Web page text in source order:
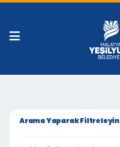
Arama Yaparak Filtreleyin